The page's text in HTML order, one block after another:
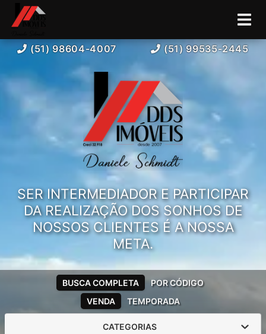
(51) 98604-4007 (51) 99535-2445
SER INTERMEDIADOR E PARTICIPAR
DA REALIZAÇÃO DOS SONHOS DE
NOSSOS CLIENTES É A NOSSA
META.
VENDA TEMPORADA
BUSCA COMPLETA POR CÓDIGO
CATEGORIAS